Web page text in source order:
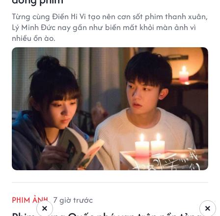
Từng cùng Điền Hi Vi tạo nên cơn sốt phim thanh xuân,
Lý Minh Đức nay gần như biến mất khỏi màn ảnh vì
nhiều ồn ào.
PHIM ẢNH 7 giờ trước
×
×